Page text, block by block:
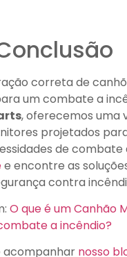
correta de
um combate a
, oferecemos uma
projetados
de combate
e encontre as
contra
O que é um Canhão
a incêndio?
acompanhar nosso